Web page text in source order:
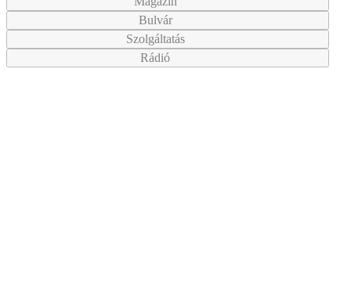
Bulvár
Szolgáltatás
Rádió